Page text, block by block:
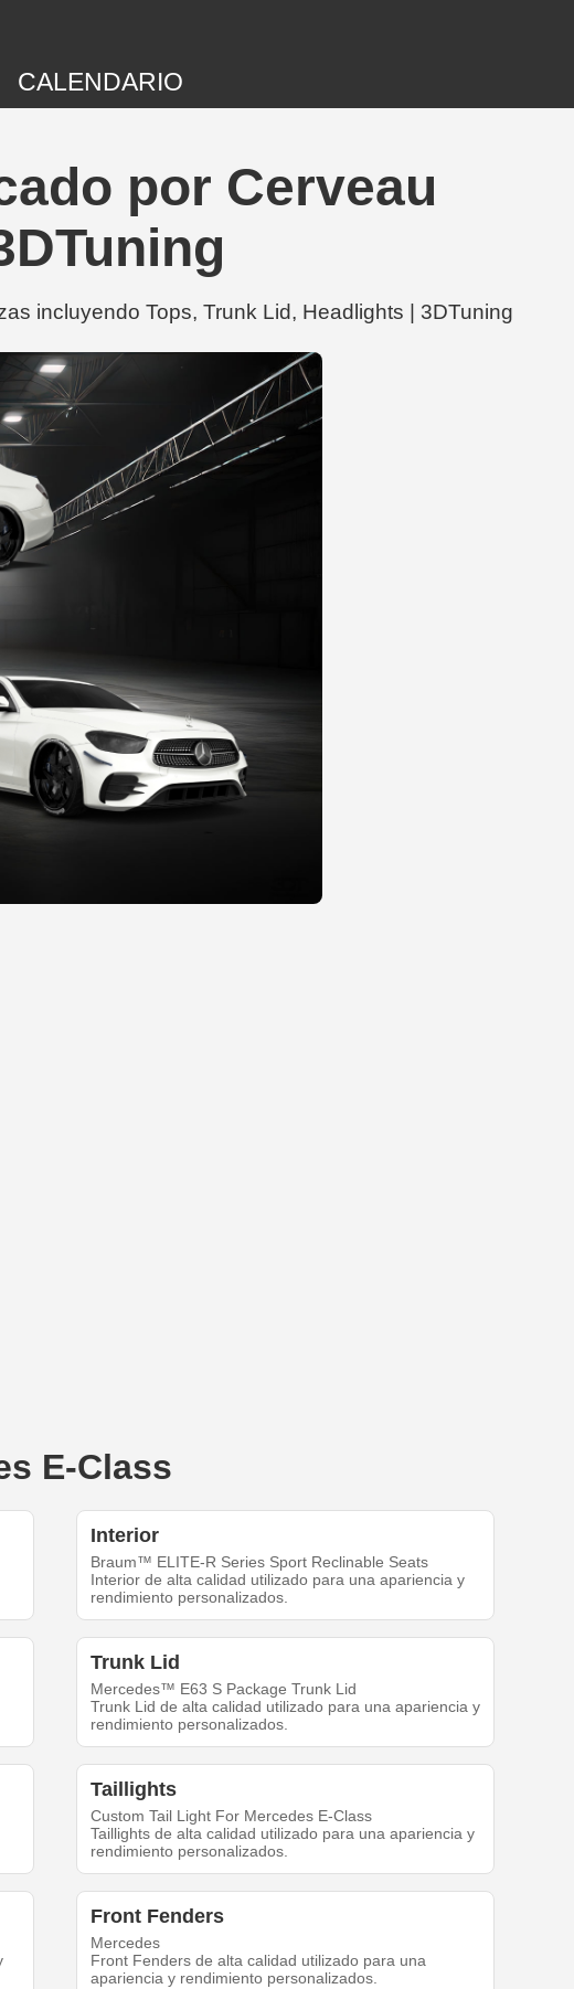
CALENDARIO
por Cerveau
incluyendo Tops, Trunk Lid, Headlights | 3DTuning
E-Class
Interior
Braum™ ELITE-R Series Sport Reclinable Seats
Interior de alta calidad utilizado para una apariencia y
rendimiento personalizados.
Trunk Lid
Mercedes™ E63 S Package Trunk Lid
Trunk Lid de alta calidad utilizado para una apariencia y
rendimiento personalizados.
Taillights
Custom Tail Light For Mercedes E-Class
Taillights de alta calidad utilizado para una apariencia y
rendimiento personalizados.
Front Fenders
Mercedes
Front Fenders de alta calidad utilizado para una
apariencia y rendimiento personalizados.